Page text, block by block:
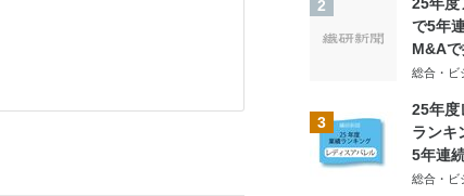
2
で5年
M&A
総合・ビ
3
25年度
ラン
5年連
総合・ビ